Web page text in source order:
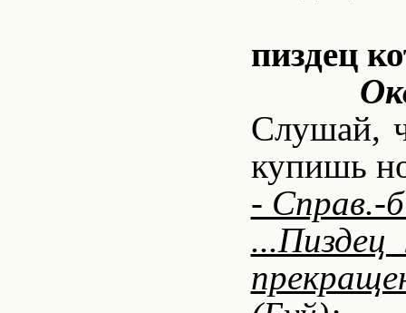
пиздец
Слушай,
купишь
- Справ.-